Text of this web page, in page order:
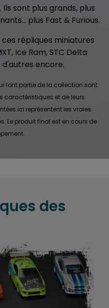
sont plus grands, plus
plus Fast & Furious.
répliques miniatures
Ice Ram, STC Delta
encore.
font partie de la collection sont
caractéristiques et de leurs
ici représentent les vraies
Le produit final est en cours de
des